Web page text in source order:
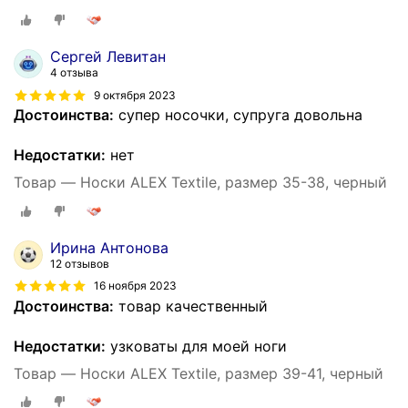
Сергей Левитан
4 отзыва
9 октября 2023
Достоинства: супер носочки, супруга довольна
Недостатки: нет
Товар — Носки ALEX Textile, размер 35-38, черный
Ирина Антонова
12 отзывов
16 ноября 2023
Достоинства: товар качественный
Недостатки: узковаты для моей ноги
Товар — Носки ALEX Textile, размер 39-41, черный